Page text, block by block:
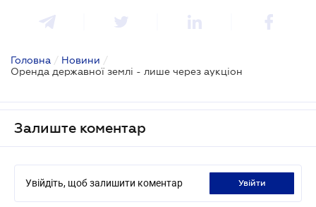
Головна / Новини /
Оренда державної землі - лише через аукціон
Залиште коментар
Увійдіть, щоб залишити коментар увійти